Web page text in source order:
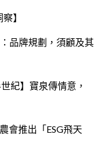
】
品牌規劃，須顧及其
紀】寶泉傳情意，
會推出「ESG飛天